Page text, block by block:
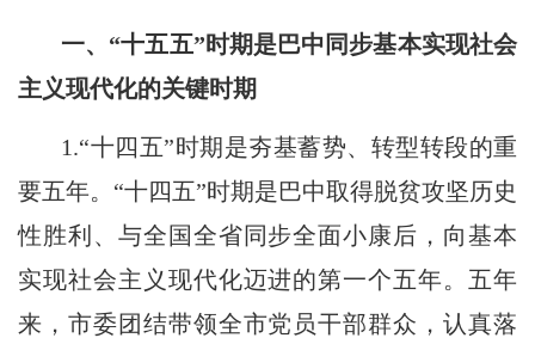
一、“十五五”时期是巴中同步基本实现社会
主义现代化的关键时期
1.“十四五”时期是夯基蓄势、转型转段的重
要五年。“十四五”时期是巴中取得脱贫攻坚历史
性胜利、与全国全省同步全面小康后，向基本
实现社会主义现代化迈进的第一个五年。五年
来，市委团结带领全市党员干部群众，认真落